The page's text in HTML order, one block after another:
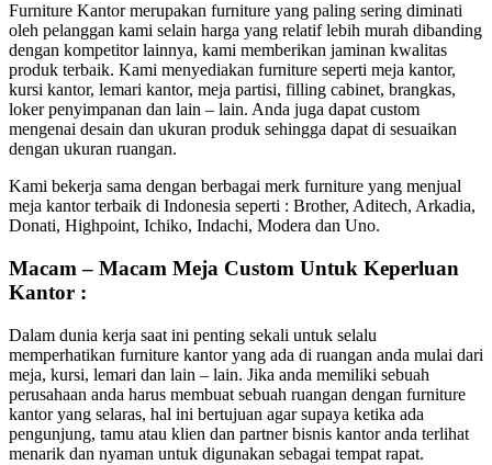
Furniture Kantor merupakan furniture yang paling sering diminati
oleh pelanggan kami selain harga yang relatif lebih murah dibanding
dengan kompetitor lainnya, kami memberikan jaminan kwalitas
produk terbaik. Kami menyediakan furniture seperti meja kantor,
kursi kantor, lemari kantor, meja partisi, filling cabinet, brangkas,
loker penyimpanan dan lain – lain. Anda juga dapat custom
mengenai desain dan ukuran produk sehingga dapat di sesuaikan
dengan ukuran ruangan.
Kami bekerja sama dengan berbagai merk furniture yang menjual
meja kantor terbaik di Indonesia seperti : Brother, Aditech, Arkadia,
Donati, Highpoint, Ichiko, Indachi, Modera dan Uno.
Macam – Macam Meja Custom Untuk Keperluan
Kantor :
Dalam dunia kerja saat ini penting sekali untuk selalu
memperhatikan furniture kantor yang ada di ruangan anda mulai dari
meja, kursi, lemari dan lain – lain. Jika anda memiliki sebuah
perusahaan anda harus membuat sebuah ruangan dengan furniture
kantor yang selaras, hal ini bertujuan agar supaya ketika ada
pengunjung, tamu atau klien dan partner bisnis kantor anda terlihat
menarik dan nyaman untuk digunakan sebagai tempat rapat.